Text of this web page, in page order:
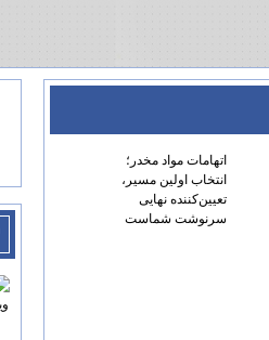
اتهامات مواد مخدر؛
انتخاب اولین مسیر،
تعیین‌کننده نهایی
سرنوشت شماست